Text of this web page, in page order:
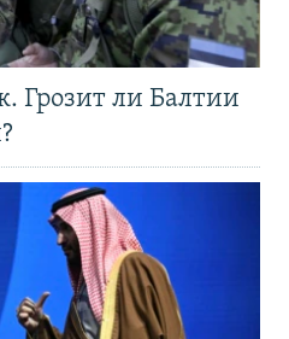
Грозит ли Балтии